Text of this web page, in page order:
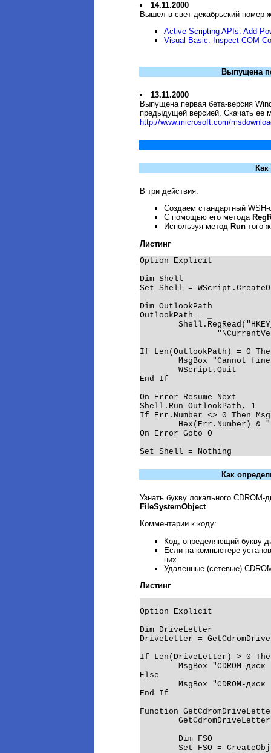
14.11.2000
Вышел в свет декабрьский номер
Active Scripting APIs: Add
Visual Basic: Inspect COM
Выпущена
13.11.2000
Выпущена первая бета-версия
предыдущей версией. Скачать ее
http://www.microsoft.com/
В три действия:
Создаем стандартный
С помощью его метода
Используя метод Run того
Листинг
Option Explicit
Dim Shell
Set Shell =
Dim OutlookPath
OutlookPath = _
If Len(OutlookPath) = 0
End If
On Error Resume Next
Shell.Run OutlookPath, 1
If Err.Number <> 0 Then
On Error Goto 0
Как
Узнать букву локального
FileSystemObject.
Комментарии к коду:
Код, определяющий букву
Если на компьютере
них.
Удаленные (сетевые)
Листинг
Option Explicit
Dim DriveLetter
DriveLetter =
If Len(DriveLetter) > 0
Else
End If
Function